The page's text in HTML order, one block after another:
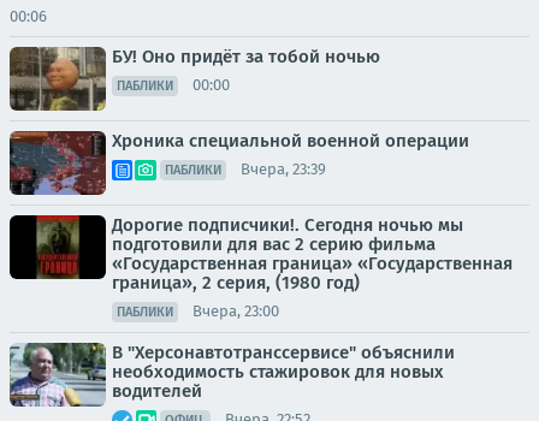
00:06
БУ! Оно придёт за тобой ночью
ПАБЛИКИ 00:00
Хроника специальной военной операции
ПАБЛИКИ Вчера, 23:39
Дорогие подписчики!. Сегодня ночью мы
подготовили для вас 2 серию фильма
«Государственная граница» «Государственная
граница», 2 серия, (1980 год)
ПАБЛИКИ Вчера, 23:00
В "Херсонавтотранссервисе" объяснили
необходимость стажировок для новых
водителей